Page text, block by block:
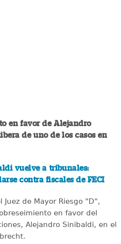
en favor de Alejandro
de uno de los casos en
vuelve a tribunales:
contra fiscales de FECI
de Mayor Riesgo "D",
en favor del
Alejandro Sinibaldi, en el